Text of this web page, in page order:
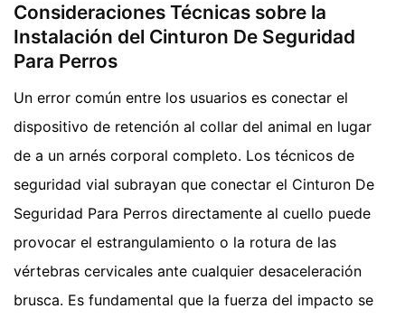
Consideraciones Técnicas sobre la
Instalación del Cinturon De Seguridad
Para Perros
Un error común entre los usuarios es conectar el
dispositivo de retención al collar del animal en lugar
de a un arnés corporal completo. Los técnicos de
seguridad vial subrayan que conectar el Cinturon De
Seguridad Para Perros directamente al cuello puede
provocar el estrangulamiento o la rotura de las
vértebras cervicales ante cualquier desaceleración
brusca. Es fundamental que la fuerza del impacto se